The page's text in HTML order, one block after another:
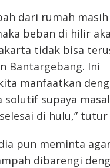
dari rumah masih
beban di hilir
tidak bisa
Bantargebang. Ini
manfaatkan
solutif supaya
di hulu,”
pun meminta
dibarengi